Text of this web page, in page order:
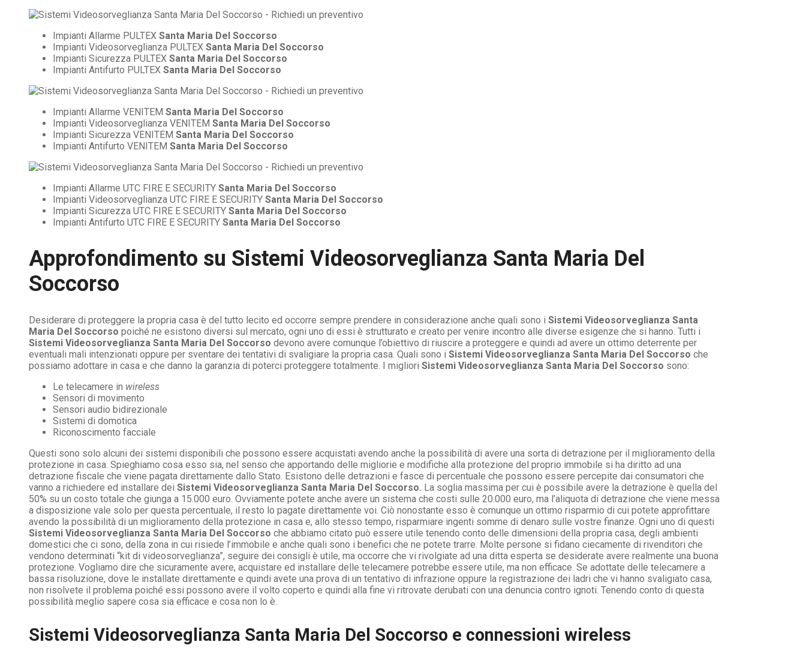
Impianti Allarme PULTEX Santa Maria Del Soccorso
Impianti Videosorveglianza PULTEX Santa Maria Del Soccorso
Impianti Sicurezza PULTEX Santa Maria Del Soccorso
Impianti Antifurto PULTEX Santa Maria Del Soccorso
Impianti Allarme VENITEM Santa Maria Del Soccorso
Impianti Videosorveglianza VENITEM Santa Maria Del Soccorso
Impianti Sicurezza VENITEM Santa Maria Del Soccorso
Impianti Antifurto VENITEM Santa Maria Del Soccorso
Impianti Allarme UTC FIRE E SECURITY Santa Maria Del Soccorso
Impianti Videosorveglianza UTC FIRE E SECURITY Santa Maria Del Soccorso
Impianti Sicurezza UTC FIRE E SECURITY Santa Maria Del Soccorso
Impianti Antifurto UTC FIRE E SECURITY Santa Maria Del Soccorso
Approfondimento su Sistemi Videosorveglianza Santa Maria Del
Soccorso
Desiderare di proteggere la propria casa è del tutto lecito ed occorre sempre prendere in considerazione anche quali sono i Sistemi Videosorveglianza Santa
Maria Del Soccorso poiché ne esistono diversi sul mercato, ogni uno di essi è strutturato e creato per venire incontro alle diverse esigenze che si hanno. Tutti i
Sistemi Videosorveglianza Santa Maria Del Soccorso devono avere comunque l’obiettivo di riuscire a proteggere e quindi ad avere un ottimo deterrente per
eventuali mali intenzionati oppure per sventare dei tentativi di svaligiare la propria casa. Quali sono i Sistemi Videosorveglianza Santa Maria Del Soccorso che
possiamo adottare in casa e che danno la garanzia di poterci proteggere totalmente. I migliori Sistemi Videosorveglianza Santa Maria Del Soccorso sono:
Le telecamere in wireless
Sensori di movimento
Sensori audio bidirezionale
Sistemi di domotica
Riconoscimento facciale
Questi sono solo alcuni dei sistemi disponibili che possono essere acquistati avendo anche la possibilità di avere una sorta di detrazione per il miglioramento della
protezione in casa. Spieghiamo cosa esso sia, nel senso che apportando delle migliorie e modifiche alla protezione del proprio immobile si ha diritto ad una
detrazione fiscale che viene pagata direttamente dallo Stato. Esistono delle detrazioni e fasce di percentuale che possono essere percepite dai consumatori che
vanno a richiedere ed installare dei Sistemi Videosorveglianza Santa Maria Del Soccorso. La soglia massima per cui è possibile avere la detrazione è quella del
50% su un costo totale che giunga a 15.000 euro. Ovviamente potete anche avere un sistema che costi sulle 20.000 euro, ma l’aliquota di detrazione che viene messa
a disposizione vale solo per questa percentuale, il resto lo pagate direttamente voi. Ciò nonostante esso è comunque un ottimo risparmio di cui potete approfittare
avendo la possibilità di un miglioramento della protezione in casa e, allo stesso tempo, risparmiare ingenti somme di denaro sulle vostre finanze. Ogni uno di questi
Sistemi Videosorveglianza Santa Maria Del Soccorso che abbiamo citato può essere utile tenendo conto delle dimensioni della propria casa, degli ambienti
domestici che ci sono, della zona in cui risiede l’immobile e anche quali sono i benefici che ne potete trarre. Molte persone si fidano ciecamente di rivenditori che
vendono determinati “kit di videosorveglianza”, seguire dei consigli è utile, ma occorre che vi rivolgiate ad una ditta esperta se desiderate avere realmente una buona
protezione. Vogliamo dire che sicuramente avere, acquistare ed installare delle telecamere potrebbe essere utile, ma non efficace. Se adottate delle telecamere a
bassa risoluzione, dove le installate direttamente e quindi avete una prova di un tentativo di infrazione oppure la registrazione dei ladri che vi hanno svaligiato casa,
non risolvete il problema poiché essi possono avere il volto coperto e quindi alla fine vi ritrovate derubati con una denuncia contro ignoti. Tenendo conto di questa
possibilità meglio sapere cosa sia efficace e cosa non lo è.
Sistemi Videosorveglianza Santa Maria Del Soccorso e connessioni wireless